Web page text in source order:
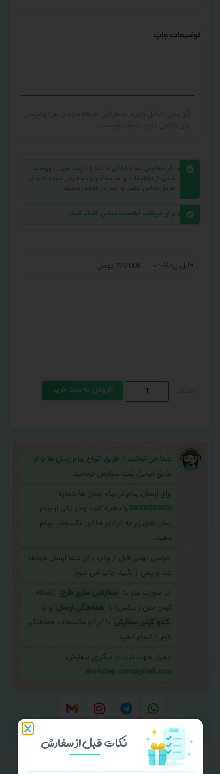
توضیحات چاپ
اگر سفارش عمده (بالای ۱۰ عدد) دارید، جهت بهره‌مند
شدن از تخفیفات و خدمات ویژه سفارش عمده با ما از
طریق تماس تلفنی و چت در تماس باشید.
برای دریافت اطلاعات تماس کلیک کنید.
قابل پرداخت: 775,000 تومان
افزودن به سبد خرید
شما می توانید از طریق انواع پیام رسان ها یا از
طریق ایمیل ثبت سفارش فرمایید.
برای ارسال پیام در پیام رسان ها شماره
09308383670 را ذخیره کنید و در یکی از پیام
رسان های زیر به اپراتور آنلاین عکسچاپ پیام
دهید.
طراحی نهایی قبل از چاپ برای شما ارسال خواهد
شد و پس از تایید چاپ می شود.
در صورت نیاز به سفارشی سازی طرح (اضافه
کردن متن و عکس) یا هماهنگی ارسال و یا
کادو کردن سفارش با اپراتو عکسچاپ هماهنگی
لازم را انجام دهید.
ایمیل جهت ثبت یا پیگیری سفارش:
aks4chap.com@gmail.com
برای ارسال پیام کلیک کنید
نکات قبل از سفارش